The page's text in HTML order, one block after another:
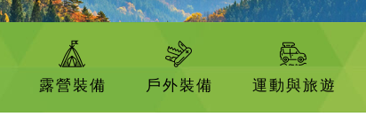
露營裝備 戶外裝備 運動與旅遊